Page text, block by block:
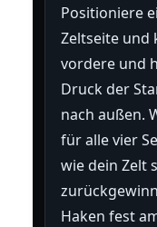
Positioniere
Zeltseite und
vordere und
Druck der
nach außen.
für alle vier
wie dein Zelt
Haken fest